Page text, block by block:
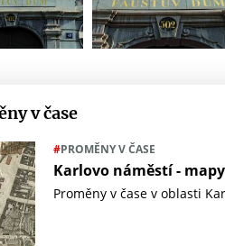
v čase
#PROMĚNY V ČASE
Karlovo náměstí - mapy
Proměny v čase v oblasti